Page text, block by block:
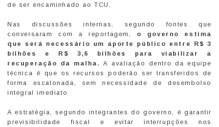
de ser encaminhado ao TCU.
Nas discussões internas, segundo fontes que
conversaram com a reportagem, o governo estima
que será necessário um aporte público entre R$ 3
bilhões e R$ 3,6 bilhões para viabilizar a
recuperação da malha. A avaliação dentro da equipe
técnica é que os recursos poderão ser transferidos de
forma escalonada, sem necessidade de desembolso
integral imediato.
A estratégia, segundo integrantes do governo, é garantir
previsibilidade fiscal e evitar interrupções nos